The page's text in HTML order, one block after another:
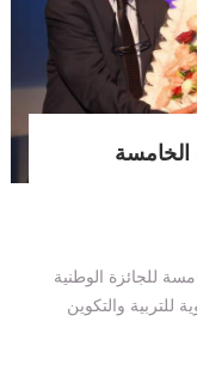
الخامسة
للجائزة الوطنية
للتربية والتكوين